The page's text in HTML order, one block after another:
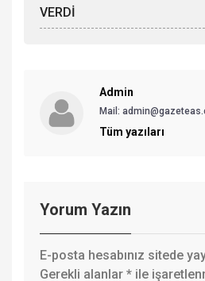
VERDİ
Admin
Mail:
Tüm yazıları
Yorum Yazın
E-posta hesabınız sitede
Gerekli alanlar * ile